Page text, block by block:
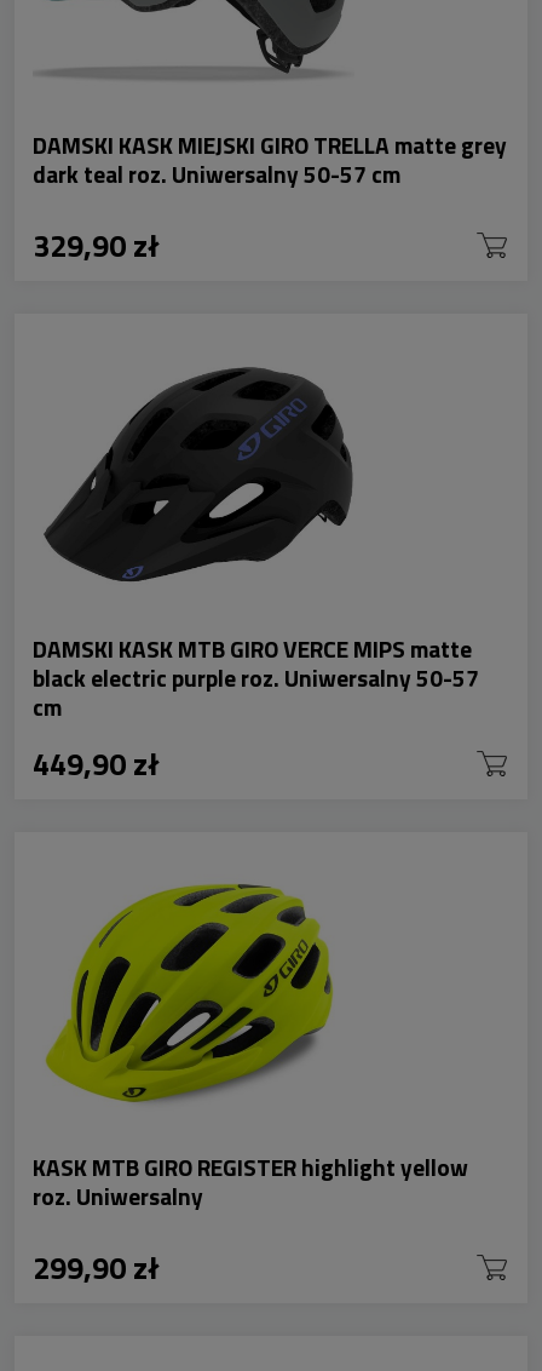
DAMSKI KASK MIEJSKI GIRO TRELLA matte grey
dark teal roz. Uniwersalny 50-57 cm
329,90 zł
DAMSKI KASK MTB GIRO VERCE MIPS matte
black electric purple roz. Uniwersalny 50-57
cm
449,90 zł
KASK MTB GIRO REGISTER highlight yellow
roz. Uniwersalny
299,90 zł